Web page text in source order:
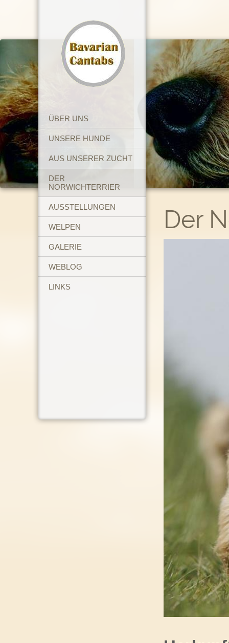
ÜBER UNS
UNSERE HUNDE
AUS UNSERER ZUCHT
DER
NORWICHTERRIER
AUSSTELLUNGEN
WELPEN
GALERIE
WEBLOG
LINKS
Der